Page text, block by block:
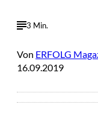
3 Min.
Von ERFOLG
16.09.2019